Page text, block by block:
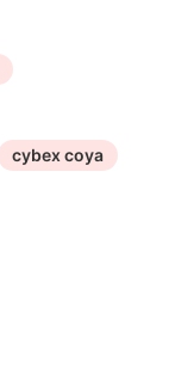
cybex coya